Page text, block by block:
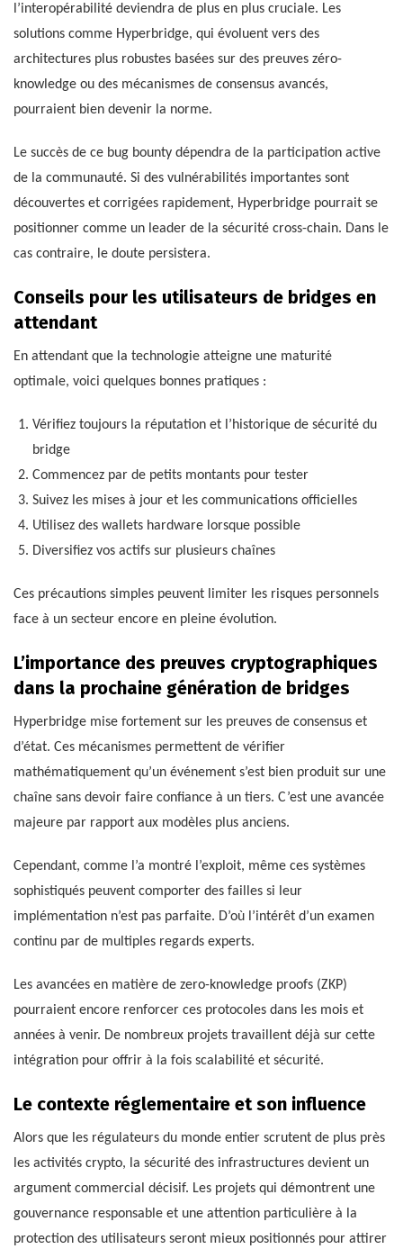
l’interopérabilité deviendra de plus en plus cruciale. Les
solutions comme Hyperbridge, qui évoluent vers des
architectures plus robustes basées sur des preuves zéro-
knowledge ou des mécanismes de consensus avancés,
pourraient bien devenir la norme.
Le succès de ce bug bounty dépendra de la participation active
de la communauté. Si des vulnérabilités importantes sont
découvertes et corrigées rapidement, Hyperbridge pourrait se
positionner comme un leader de la sécurité cross-chain. Dans le
cas contraire, le doute persistera.
Conseils pour les utilisateurs de bridges en
attendant
En attendant que la technologie atteigne une maturité
optimale, voici quelques bonnes pratiques :
Vérifiez toujours la réputation et l’historique de sécurité du
bridge
Commencez par de petits montants pour tester
Suivez les mises à jour et les communications officielles
Utilisez des wallets hardware lorsque possible
Diversifiez vos actifs sur plusieurs chaînes
Ces précautions simples peuvent limiter les risques personnels
face à un secteur encore en pleine évolution.
L’importance des preuves cryptographiques
dans la prochaine génération de bridges
Hyperbridge mise fortement sur les preuves de consensus et
d’état. Ces mécanismes permettent de vérifier
mathématiquement qu’un événement s’est bien produit sur une
chaîne sans devoir faire confiance à un tiers. C’est une avancée
majeure par rapport aux modèles plus anciens.
Cependant, comme l’a montré l’exploit, même ces systèmes
sophistiqués peuvent comporter des failles si leur
implémentation n’est pas parfaite. D’où l’intérêt d’un examen
continu par de multiples regards experts.
Les avancées en matière de zero-knowledge proofs (ZKP)
pourraient encore renforcer ces protocoles dans les mois et
années à venir. De nombreux projets travaillent déjà sur cette
intégration pour offrir à la fois scalabilité et sécurité.
Le contexte réglementaire et son influence
Alors que les régulateurs du monde entier scrutent de plus près
les activités crypto, la sécurité des infrastructures devient un
argument commercial décisif. Les projets qui démontrent une
gouvernance responsable et une attention particulière à la
protection des utilisateurs seront mieux positionnés pour attirer